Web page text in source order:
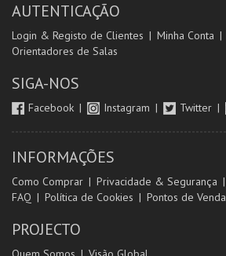
AUTENTICAÇÃO
Login & Registo de Clientes Minha Conta
Orientadores de Salas
SIGA-NOS
Facebook Instagram Twitter
INFORMAÇÕES
Como Comprar Privacidade & Segurança
FAQ
Política de Cookies Pontos de Venda
PROJECTO